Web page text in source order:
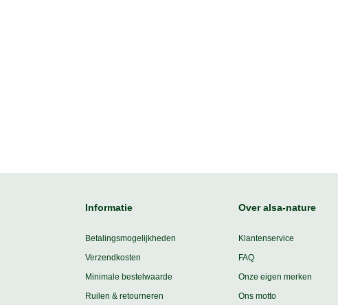
Informatie
Betalingsmogelijkheden
Verzendkosten
Minimale bestelwaarde
Ruilen & retourneren
Over alsa-nature
Klantenservice
FAQ
Onze eigen merken
Ons motto